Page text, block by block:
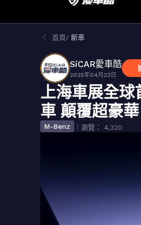
首頁 新車
SiCAR愛車酷
2025年04月23日
上海車展全
車 顛覆超豪
M-Benz ｜瀏覽： 4,320